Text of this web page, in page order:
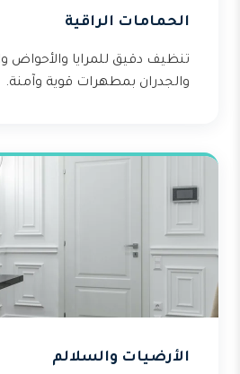
الحمامات الراقية
تنظيف دقيق للمرايا والأحواض
والجدران بمطهرات قوية وآمنة.
الأرضيات والسلالم